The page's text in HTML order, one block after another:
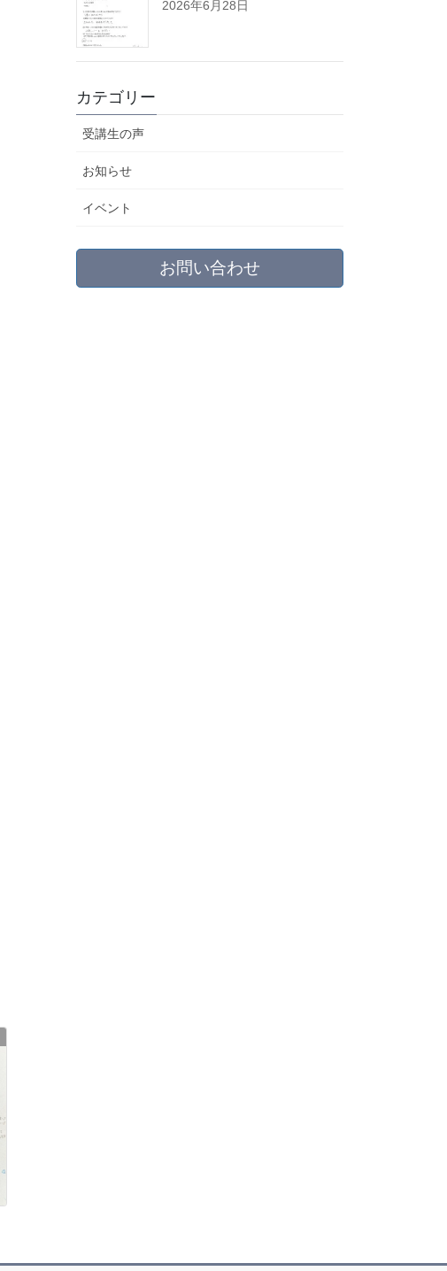
2026年6月28日
カテゴリー
受講生の声
お知らせ
イベント
お問い合わせ